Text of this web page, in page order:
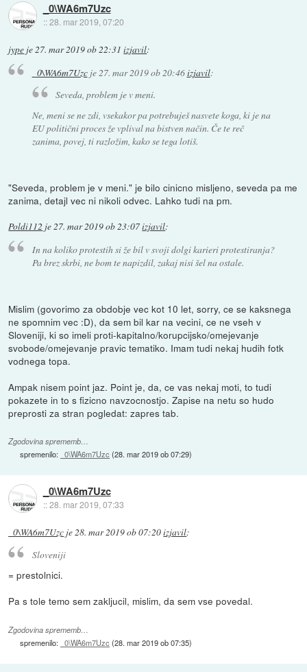
_0\WA6m7Uzc
::28. mar 2019, 07:20
jype je27. mar 2019 ob 22:31 izjavil:
_0\WA6m7Uzcje 27. mar 2019 ob 20:46izjavil:
Seveda, problem je v meni.
Ne, meni se ne zdi, vsekakor pa potrebuješ nasvete koga, ki je na
EU politični proces že vplival na bistven način. Če te reč
zanima, povej, ti razložim, kako se tega lotiš.
"Seveda, problem je v meni." je bilo cinicno misljeno, seveda pa me
zanima, detajl vec ni nikoli odvec. Lahko tudi na pm.
Poldi112 je27. mar 2019 ob 23:07izjavil:
In na koliko protestih si že bil v svoji dolgi karieri protestiranja?
Pa brez skrbi, ne bom te napizdil, zakaj nisi šel na ostale.
Mislim (govorimo za obdobje vec kot 10 let, sorry, ce se kaksnega
ne spomnim vec :D), da sem bil kar na vecini, ce ne vseh v
Sloveniji, ki so imeli proti-kapitalno/korupcijsko/omejevanje
svobode/omejevanje pravic tematiko. Imam tudi nekaj hudih fotk
vodnega topa.
Ampak nisem point jaz. Point je, da, ce vas nekaj moti, to tudi
pokazete in to s fizicno navzocnostjo. Zapise na netu so hudo
preprosti za stran pogledat: zapres tab.
Zgodovina sprememb…
spremenilo: _0\WA6m7Uzc (28. mar 2019 ob 07:29)
_0\WA6m7Uzc
::28. mar 2019, 07:33
_0\WA6m7Uzc je28. mar 2019 ob 07:20izjavil:
Sloveniji
= prestolnici.
Pa s tole temo sem zakljucil, mislim, da sem vse povedal.
Zgodovina sprememb…
spremenilo: _0\WA6m7Uzc (28. mar 2019 ob 07:35)